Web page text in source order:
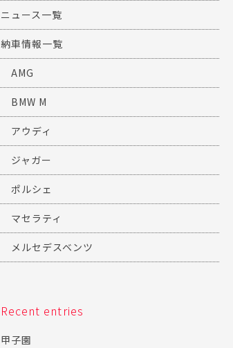
ニュース一覧
納車情報一覧
AMG
BMW M
アウディ
ジャガー
ポルシェ
マセラティ
メルセデスベンツ
Recent entries
甲子園